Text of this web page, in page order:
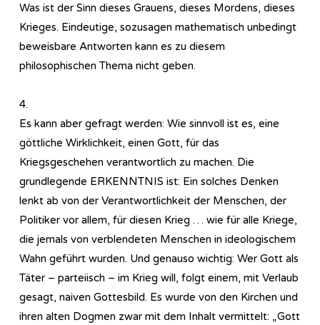
Was ist der Sinn dieses Grauens, dieses Mordens, dieses
Krieges. Eindeutige, sozusagen mathematisch unbedingt
beweisbare Antworten kann es zu diesem
philosophischen Thema nicht geben.
4.
Es kann aber gefragt werden: Wie sinnvoll ist es, eine
göttliche Wirklichkeit, einen Gott, für das
Kriegsgeschehen verantwortlich zu machen. Die
grundlegende ERKENNTNIS ist: Ein solches Denken
lenkt ab von der Verantwortlichkeit der Menschen, der
Politiker vor allem, für diesen Krieg … wie für alle Kriege,
die jemals von verblendeten Menschen in ideologischem
Wahn geführt wurden. Und genauso wichtig: Wer Gott als
Täter – parteiisch – im Krieg will, folgt einem, mit Verlaub
gesagt, naiven Gottesbild. Es wurde von den Kirchen und
ihren alten Dogmen zwar mit dem Inhalt vermittelt: „Gott